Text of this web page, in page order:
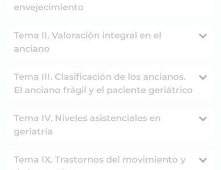
envejecimiento
Tema II. Valoración integral en el
anciano
Tema III. Clasificación de los ancianos.
El anciano frágil y el paciente geriátrico
Tema IV. Niveles asistenciales en
geriatría
Tema IX. Trastornos del movimiento y